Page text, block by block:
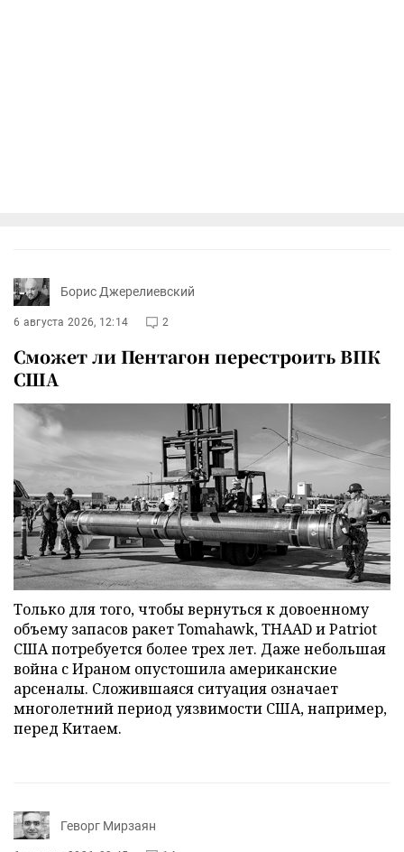
Борис Джерелиевский
6 августа 2026, 12:14 2
Сможет ли Пентагон перестроить ВПК
США
Только для того, чтобы вернуться к довоенному
объему запасов ракет Tomahawk, THAAD и Patriot
США потребуется более трех лет. Даже небольшая
война с Ираном опустошила американские
арсеналы. Сложившаяся ситуация означает
многолетний период уязвимости США, например,
перед Китаем.
Геворг Мирзаян